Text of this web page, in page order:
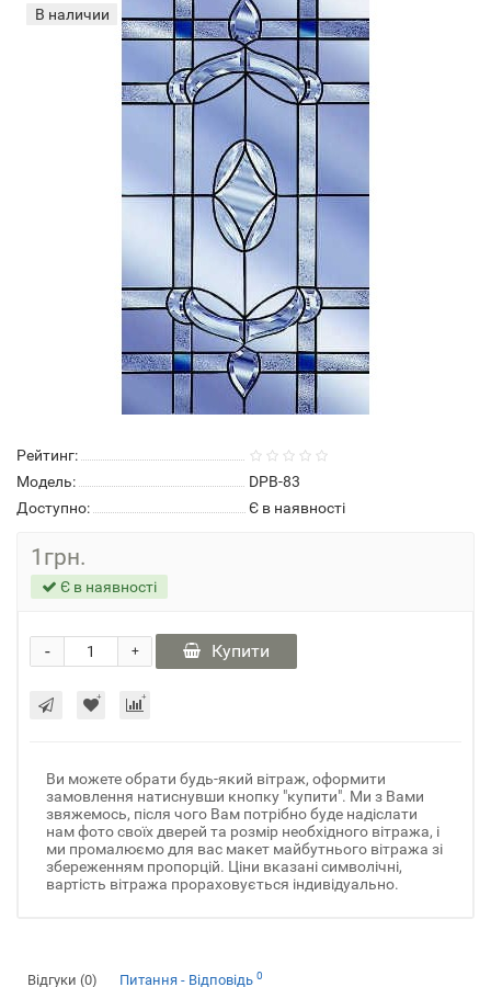
В наличии
Рейтинг:
Модель:
DPB-83
Доступно:
Є в наявності
1грн.
Є в наявності
+
- Купити
Ви можете обрати будь-який вітраж, оформити
замовлення натиснувши кнопку "купити". Ми з Вами
звяжемось, після чого Вам потрібно буде надіслати
нам фото своїх дверей та розмір необхідного вітража, і
ми промалюємо для вас макет майбутнього вітража зі
збереженням пропорцій. Ціни вказані символічні,
вартість вітража прораховується індивідуально.
Відгуки (0) Питання - Відповідь 0